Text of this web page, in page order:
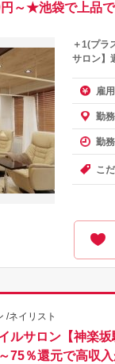
～★池袋で上品
＋1(プラ
サロン】
雇
勤
勤
こ
/ネイリスト
ルサロン【神楽
75％還元で高収